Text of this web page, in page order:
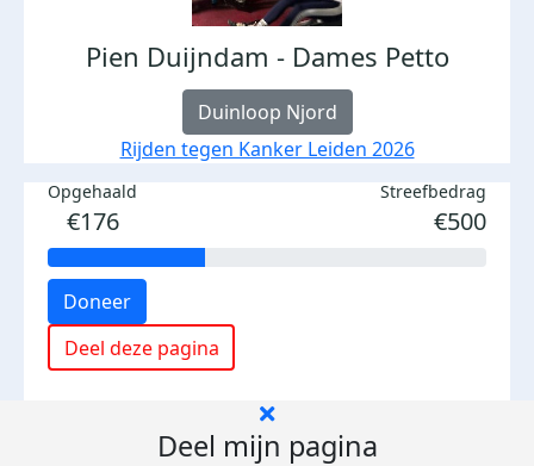
Pien Duijndam - Dames Petto
Duinloop Njord
Rijden tegen Kanker Leiden 2026
Opgehaald
€176
Streefbedrag
€500
Doneer
Deel deze pagina
Deel mijn pagina